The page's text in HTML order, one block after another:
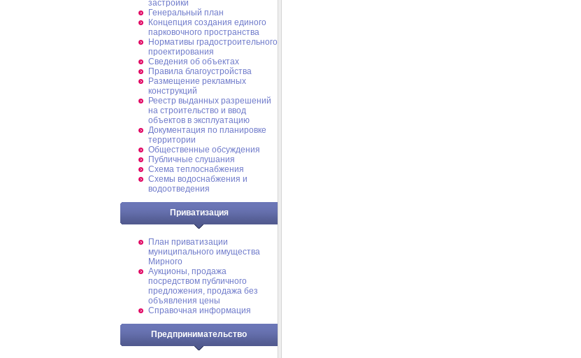
застройки
Генеральный план
Концепция создания единого
парковочного пространства
Нормативы градостроительного
проектирования
Сведения об объектах
Правила благоустройства
Размещение рекламных
конструкций
Реестр выданных разрешений
на строительство и ввод
объектов в эксплуатацию
Документация по планировке
территории
Общественные обсуждения
Публичные слушания
Схема теплоснабжения
Схемы водоснабжения и
водоотведения
Приватизация
План приватизации
муниципального имущества
Мирного
Аукционы, продажа
посредством публичного
предложения, продажа без
объявления цены
Справочная информация
Предпринимательство